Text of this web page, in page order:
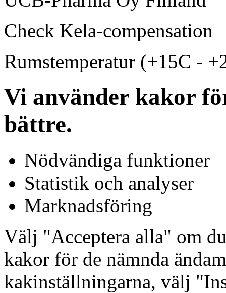
Check Kela-compensation
Rumstemperatur (+15C -
Vi använder kakor
bättre.
Nödvändiga funktioner
Statistik och analyser
Marknadsföring
Välj "Acceptera alla" om
kakor för de nämnda
kakinställningarna, välj